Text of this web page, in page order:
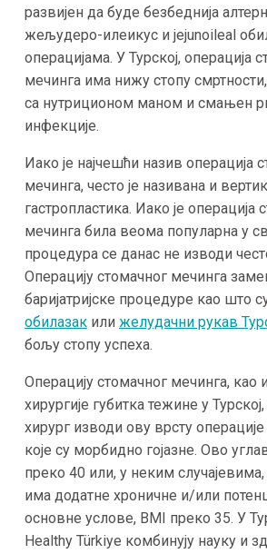
развијен да буде безбеднија
жељудеро-илеикус и jejunoileal
операцијама. У Турској, операција
мечинга има нижу стопу
са нутриционом маном и смањен
инфекције.
Иако је најчешћи назив операција
мечинга, често је називана и
гастропластика. Иако је операција
мечинга била веома популарна у
процедура се данас не изводи
Операцију стомачног мечинга
баријатријске процедуре као што
обилазакили желудачни рукав
бољу стопу успеха.
Операцију стомачног мечинга, као
хирургије губитка тежине у Турској,
хирург изводи ову врсту
које су морбидно гојазне. Ово
преко 40 или, у неким случајевима,
има додатне хроничне и/или
основне услове, BMI преко 35. У
Healthy Türkiye комбинују науку и